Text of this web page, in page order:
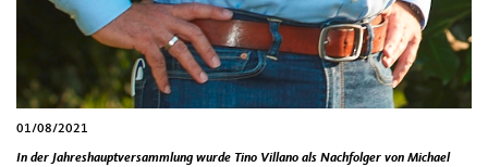
01/08/2021
In der Jahreshauptversammlung wurde Tino Villano als Nachfolger von Michael